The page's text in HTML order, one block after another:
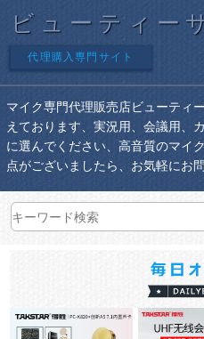
ビューティー
代理購入専門サイト
マイク専門代理販売店ビューティ
えております、実況用、会議用、
に選んでください、高音質のマイ
点がございましたら、お気軽にお